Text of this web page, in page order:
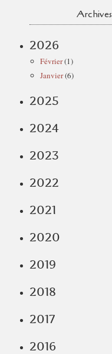
Archives
2026
Février(1)
Janvier(6)
2025
2024
2023
2022
2021
2020
2019
2018
2017
2016